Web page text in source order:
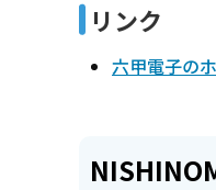
リンク
六甲電子の